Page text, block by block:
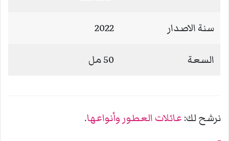
سنة الاصدار 2022
السعة 50 مل
نرشح لك: عائلات العطور وأنواعها.